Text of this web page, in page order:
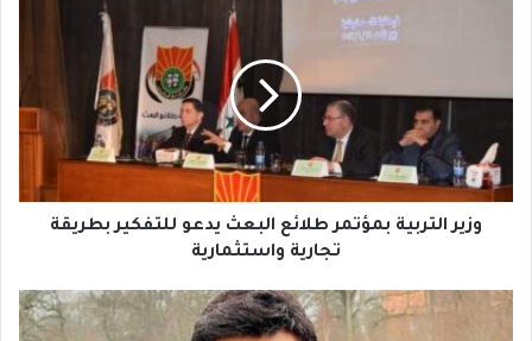
ا
ب
م
وزير التربية بمؤتمر طلائع البعث يدعو للتفكير بطريقة
تجارية واستثمارية
ف